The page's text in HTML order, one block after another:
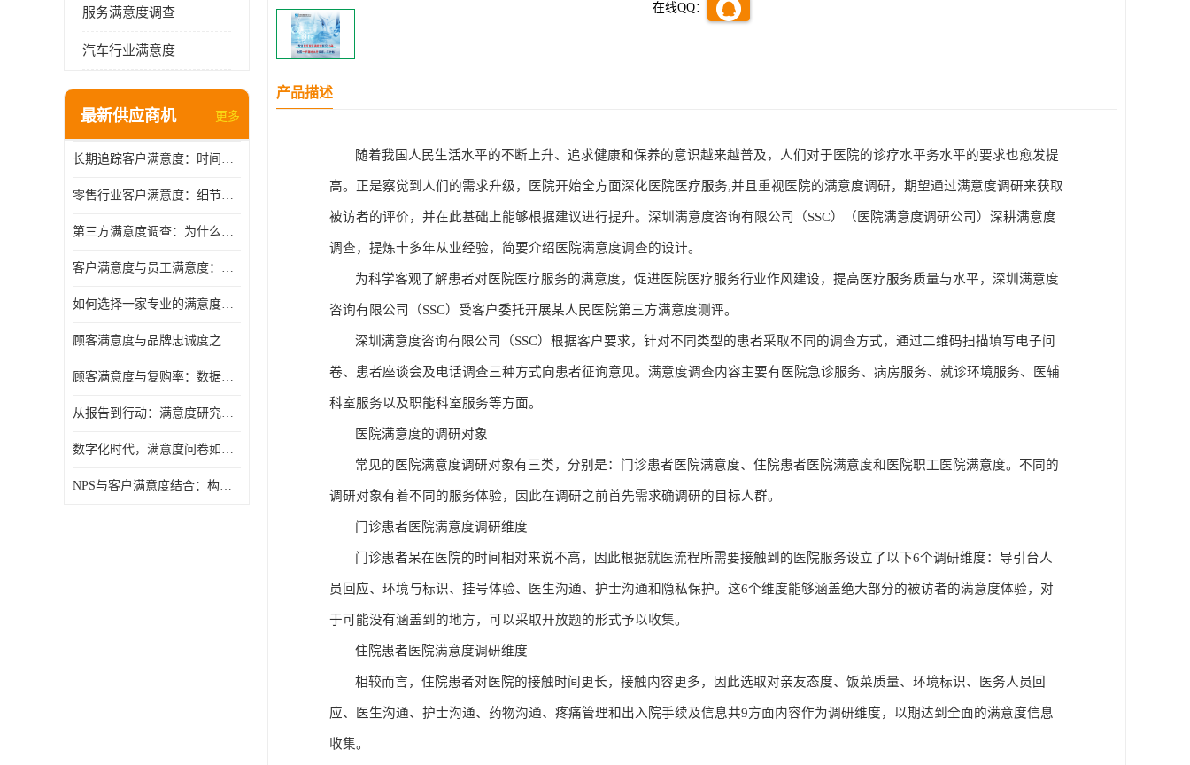
服务满意度调查
汽车行业满意度
最新供应商机 更多
长期追踪客户满意度：时间维度上的管理智慧
零售行业客户满意度：细节决定复购率
第三方满意度调查：为什么企业需要"外脑"视角
客户满意度与员工满意度：一枚硬币的两面
如何选择一家专业的满意度调研公司
顾客满意度与品牌忠诚度之间，隔着一层"体验管理"
顾客满意度与复购率：数据背后的商业逻辑
从报告到行动：满意度研究的落地之道
数字化时代，满意度问卷如何与时俱进
NPS与客户满意度结合：构建更完整的忠诚度调查预测模型
在线QQ：
产品描述
随着我国人民生活水平的不断上升、追求健康和保养的意识越来越普及，人们对于医院的诊疗水平务水平的要求也愈发提
高。正是察觉到人们的需求升级，医院开始全方面深化医院医疗服务,并且重视医院的满意度调研，期望通过满意度调研来获取
被访者的评价，并在此基础上能够根据建议进行提升。深圳满意度咨询有限公司（SSC） （ 医院满意度调研公司 ） 深耕满意度
调查，提炼十多年从业经验，简要介绍医院满意度调查的设计。
为科学客观了解患者对医院医疗服务的满意度，促进医院医疗服务行业作风建设，提高医疗服务质量与水平，深圳满意度
咨询有限公司（SSC）受客户委托开展某人民医院第三方满意度测评。
深圳满意度咨询有限公司（SSC）根据客户要求，针对不同类型的患者采取不同的调查方式，通过二维码扫描填写电子问
卷、患者座谈会及电话调查三种方式向患者征询意见。满意度调查内容主要有医院急诊服务、病房服务、就诊环境服务、医辅
科室服务以及职能科室服务等方面。
医院满意度的调研对象
常见的医院满意度调研对象有三类，分别是：门诊患者医院满意度、住院患者医院满意度和医院职工医院满意度。不同的
调研对象有着不同的服务体验，因此在调研之前首先需求确调研的目标人群。
门诊患者医院满意度调研维度
门诊患者呆在医院的时间相对来说不高，因此根据就医流程所需要接触到的医院服务设立了以下6个调研维度：导引台人
员回应、环境与标识、挂号体验、医生沟通、护士沟通和隐私保护。这6个维度能够涵盖绝大部分的被访者的满意度体验，对
于可能没有涵盖到的地方，可以采取开放题的形式予以收集。
住院患者医院满意度调研维度
相较而言，住院患者对医院的接触时间更长，接触内容更多，因此选取对亲友态度、饭菜质量、环境标识、医务人员回
应、医生沟通、护士沟通、药物沟通、疼痛管理和出入院手续及信息共9方面内容作为调研维度，以期达到全面的满意度信息
收集。